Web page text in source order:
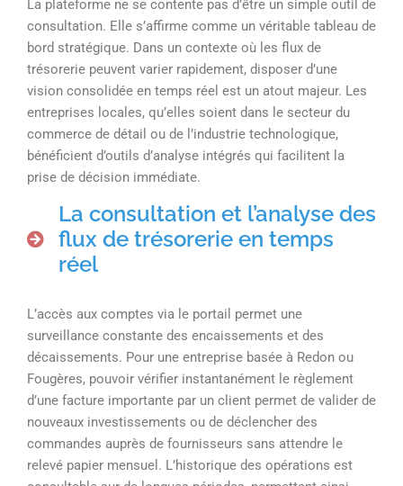
La plateforme ne se contente pas d’être un simple outil de
consultation. Elle s’affirme comme un véritable tableau de
bord stratégique. Dans un contexte où les flux de
trésorerie peuvent varier rapidement, disposer d’une
vision consolidée en temps réel est un atout majeur. Les
entreprises locales, qu’elles soient dans le secteur du
commerce de détail ou de l’industrie technologique,
bénéficient d’outils d’analyse intégrés qui facilitent la
prise de décision immédiate.
La consultation et l’analyse des
flux de trésorerie en temps
réel
L’accès aux comptes via le portail permet une
surveillance constante des encaissements et des
décaissements. Pour une entreprise basée à Redon ou
Fougères, pouvoir vérifier instantanément le règlement
d’une facture importante par un client permet de valider de
nouveaux investissements ou de déclencher des
commandes auprès de fournisseurs sans attendre le
relevé papier mensuel. L’historique des opérations est